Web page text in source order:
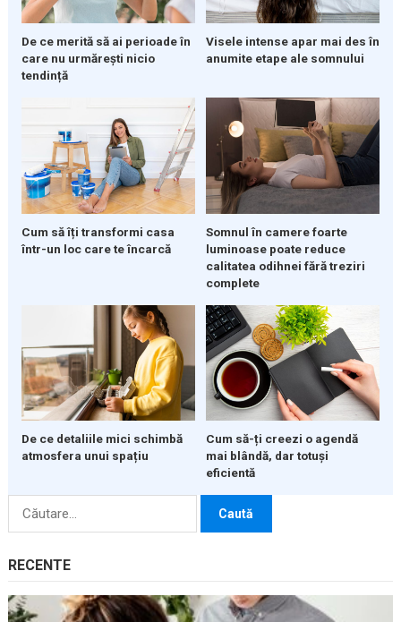
De ce merită să ai perioade în
care nu urmărești nicio
tendință
Visele intense apar mai des în
anumite etape ale somnului
Cum să îți transformi casa
într-un loc care te încarcă
Somnul în camere foarte
luminoase poate reduce
calitatea odihnei fără treziri
complete
De ce detaliile mici schimbă
atmosfera unui spațiu
Cum să-ți creezi o agendă
mai blândă, dar totuși
eficientă
Caută
RECENTE